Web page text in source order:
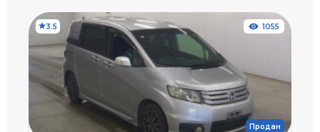
3.5
Продан
1055